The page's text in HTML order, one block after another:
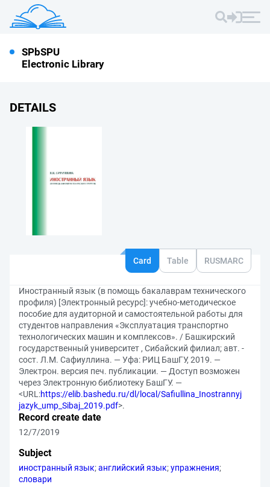
SPbSPU
Electronic Library
DETAILS
Card Table RUSMARC
Иностранный язык (в помощь бакалаврам технического
профиля) [Электронный ресурс]: учебно-методическое
пособие для аудиторной и самостоятельной работы для
студентов направления «Эксплуатация транспортно
технологических машин и комплексов». / Башкирский
государственный университет , Сибайский филиал; авт. -
сост. Л.М. Сафиуллина. — Уфа: РИЦ БашГУ, 2019. —
Электрон. версия печ. публикации. — Доступ возможен
через Электронную библиотеку БашГУ. —
<URL:https://elib.bashedu.ru/dl/local/Safiullina_Inostrannyj
jazyk_ump_Sibaj_2019.pdf>.
Record create date
12/7/2019
Subject
иностранный язык;английский язык;упражнения;
словари